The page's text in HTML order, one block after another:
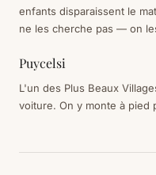
enfants disparaissent le
ne les cherche pas — on
Puycelsi
L'un des Plus Beaux
voiture. On y monte à pied